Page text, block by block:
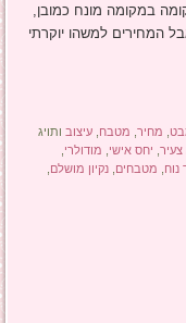
במקומה מונח כמובן,
המחירים למשהו יוקרתי
מחיר מטבח ,עיצוב ותויג
צעיר יחס אישי מודולרי
נוח מטבחים ,נקיון מושלם